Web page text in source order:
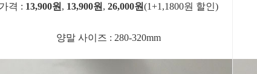
격 : 13,900원 , 13,900원 , 26,000원(1+1,1800원 할인)
양말 사이즈 : 280-320mm